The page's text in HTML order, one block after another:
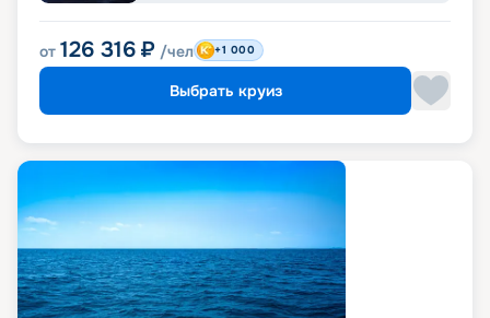
от 126 316 ₽ /чел +1 000
Выбрать круиз